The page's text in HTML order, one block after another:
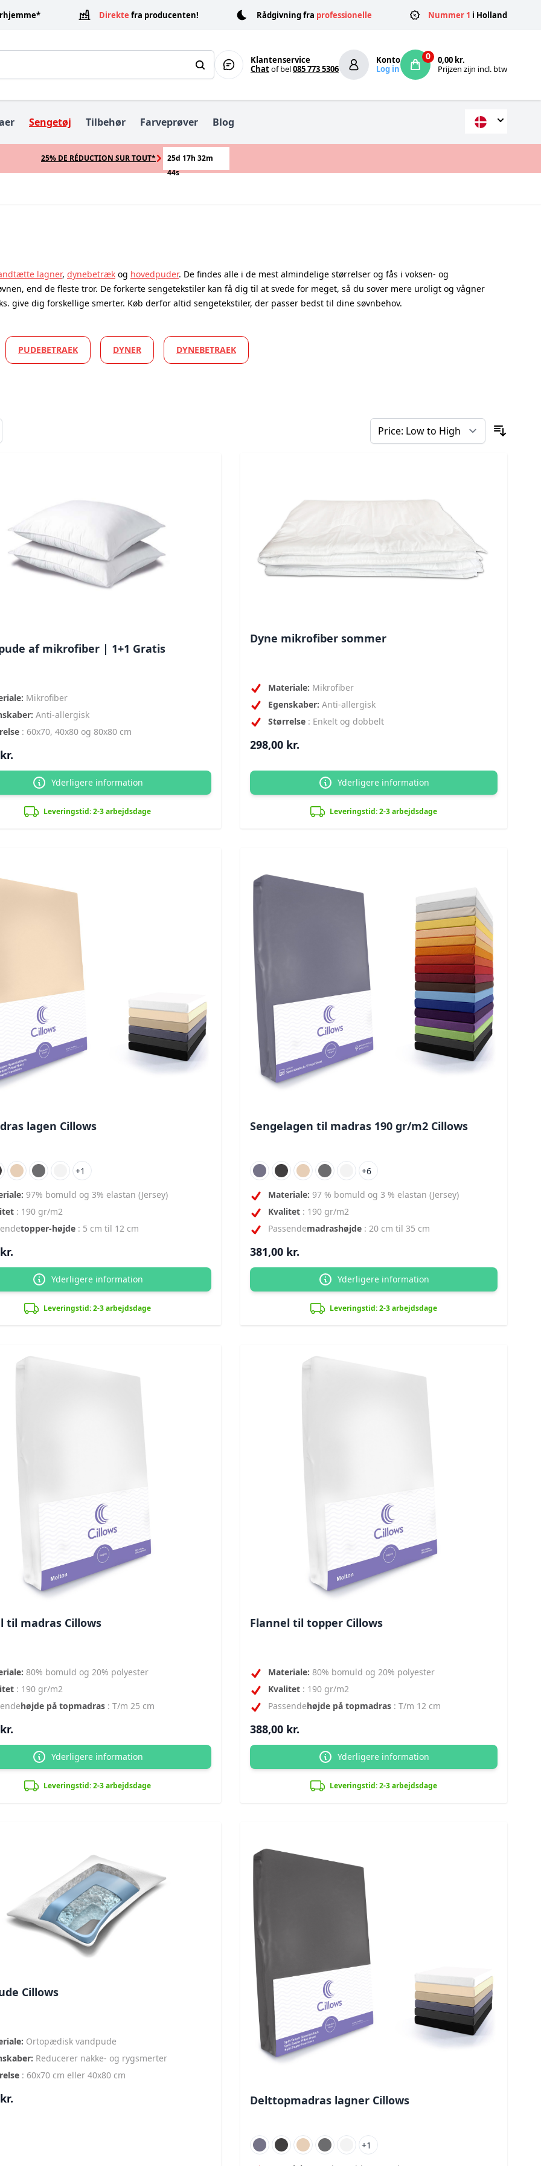
Direkte fra producenten! Rådgivning fra professionelle Nummer 1 i Holland
Search
Klantenservice
Chatof bel085 773 5306
Konto
Log in
0
0,00 kr.
Prijzen zijn incl. btw
Sengetøj Tilbehør Farveprøver Blog
25% DE RÉDUCTION SUR TOUT*
25d 17h 32m
43s
lagner, dynebetræk og hovedpuder. De findes alle i de mest almindelige størrelser og fås i voksen- og
end de fleste tror. De forkerte sengetekstiler kan få dig til at svede for meget, så du sover mere uroligt og vågner
give dig forskellige smerter. Køb derfor altid sengetekstiler, der passer bedst til dine søvnbehov.
PUDEBETRAEK DYNER DYNEBETRAEK
af mikrofiber | 1+1 Gratis
Mikrofiber
Anti-allergisk
: 60x70, 40x80 og 80x80 cm
Yderligere information
Leveringstid: 2-3 arbejdsdage
Dyne mikrofiber sommer
Materiale: Mikrofiber
Egenskaber: Anti-allergisk
Størrelse : Enkelt og dobbelt
298,00 kr.
Yderligere information
Leveringstid: 2-3 arbejdsdage
lagen Cillows
+1
97% bomuld og 3% elastan (Jersey)
: 190 gr/m2
topper-højde : 5 cm til 12 cm
Yderligere information
Leveringstid: 2-3 arbejdsdage
Sengelagen til madras 190 gr/m2 Cillows
+6
Materiale: 97 % bomuld og 3 % elastan (Jersey)
Kvalitet : 190 gr/m2
Passendemadrashøjde : 20 cm til 35 cm
381,00 kr.
Yderligere information
Leveringstid: 2-3 arbejdsdage
til madras Cillows
80% bomuld og 20% polyester
: 190 gr/m2
højde på topmadras : T/m 25 cm
Yderligere information
Leveringstid: 2-3 arbejdsdage
Flannel til topper Cillows
Materiale: 80% bomuld og 20% polyester
Kvalitet : 190 gr/m2
Passendehøjde på topmadras : T/m 12 cm
388,00 kr.
Yderligere information
Leveringstid: 2-3 arbejdsdage
Cillows
Ortopædisk vandpude
Reducerer nakke- og rygsmerter
: 60x70 cm eller 40x80 cm
Delttopmadras lagner Cillows
+1